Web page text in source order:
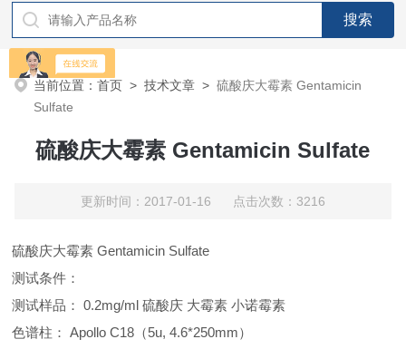
当前位置：首页 >技术文章 >硫酸庆大霉素 Gentamicin
Sulfate
硫酸庆大霉素 Gentamicin Sulfate
更新时间：2017-01-16 点击次数：3216
硫酸庆大霉素 Gentamicin Sulfate
测试条件：
测试样品： 0.2mg/ml 硫酸庆 大霉素 小诺霉素
色谱柱： Apollo C18（5u, 4.6*250mm）